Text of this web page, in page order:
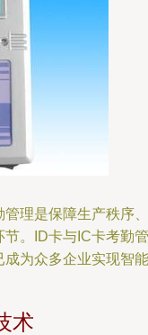
理是保障生产秩序、
。ID卡与IC卡考勤管
为众多企业实现智能
术